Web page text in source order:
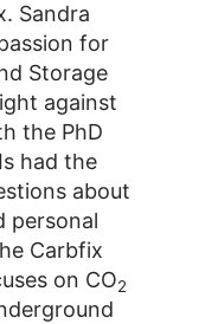
Sandra
for
Storage
against
the PhD
had the
about
personal
Carbfix
on CO2